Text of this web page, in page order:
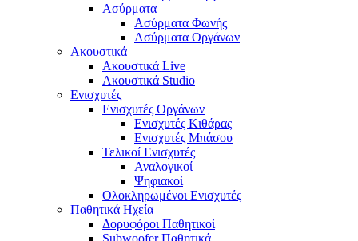
Ασύρματα
Ασύρματα Φωνής
Ασύρματα Οργάνων
Ακουστικά
Ακουστικά Live
Ακουστικά Studio
Ενισχυτές
Ενισχυτές Οργάνων
Ενισχυτές Κιθάρας
Ενισχυτές Μπάσου
Τελικοί Ενισχυτές
Αναλογικοί
Ψηφιακοί
Ολοκληρωμένοι Ενισχυτές
Παθητικά Ηχεία
Δορυφόροι Παθητικοί
Subwoofer Παθητικά